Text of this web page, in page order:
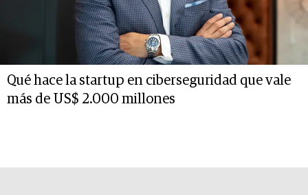
Qué hace la startup en ciberseguridad que vale
más de US$ 2.000 millones